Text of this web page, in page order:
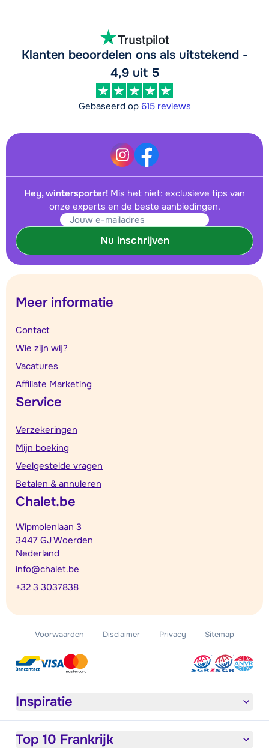
Klanten beoordelen ons als uitstekend -
4,9 uit 5
Gebaseerd op 615 reviews
Hey, wintersporter! Mis het niet: exclusieve tips van
onze experts en de beste aanbiedingen.
Nu inschrijven
Meer informatie
Contact
Wie zijn wij?
Vacatures
Affiliate Marketing
Service
Verzekeringen
Mijn boeking
Veelgestelde vragen
Betalen & annuleren
Chalet.be
Wipmolenlaan 3
3447 GJ Woerden
Nederland
info@chalet.be
+32 3 3037838
Voorwaarden Disclaimer Privacy Sitemap
Inspiratie
Top 10 Frankrijk